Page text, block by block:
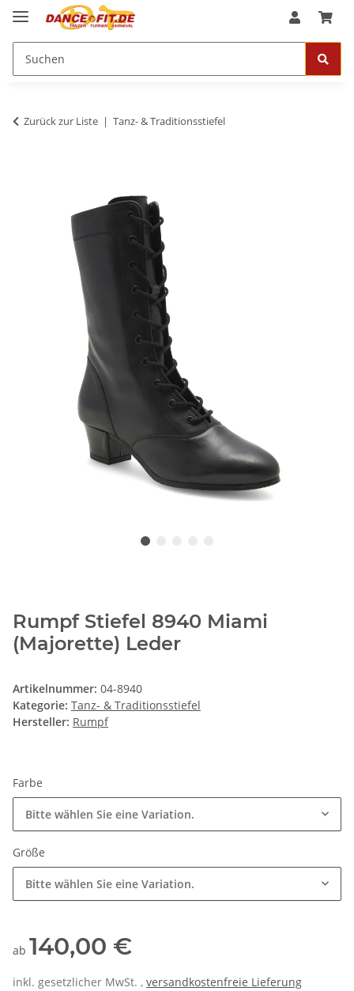
Zurück zur Liste Tanz- & Traditionsstiefel
Rumpf Stiefel 8940 Miami
(Majorette) Leder
Artikelnummer: 04-8940
Kategorie: Tanz- & Traditionsstiefel
Hersteller: Rumpf
Farbe
Bitte wählen Sie eine Variation.
Größe
Bitte wählen Sie eine Variation.
ab 140,00 €
inkl. gesetzlicher MwSt. , versandkostenfreie Lieferung